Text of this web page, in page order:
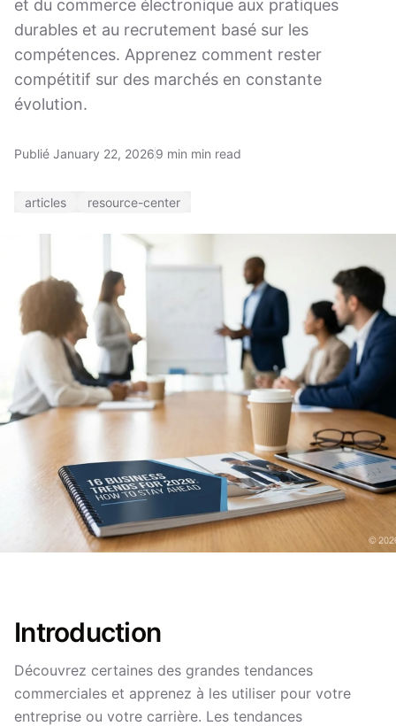
et du commerce électronique aux pratiques
durables et au recrutement basé sur les
compétences. Apprenez comment rester
compétitif sur des marchés en constante
évolution.
Publié January 22, 20269 min min read
articles resource-center
Introduction
Découvrez certaines des grandes tendances
commerciales et apprenez à les utiliser pour votre
entreprise ou votre carrière. Les tendances